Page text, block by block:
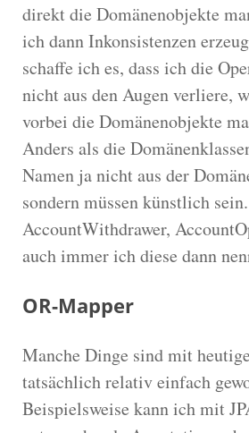
direkt die Domänenobjekte
ich dann Inkonsistenzen
schaffe ich es, dass ich die
nicht aus den Augen verliere,
vorbei die Domänenobjekte
Anders als die
Namen ja nicht aus der
sondern müssen künstlich sein.
AccountWithdrawer,
auch immer ich diese dann
OR-Mapper
Manche Dinge sind mit
tatsächlich relativ einfach
Beispielsweise kann ich mit